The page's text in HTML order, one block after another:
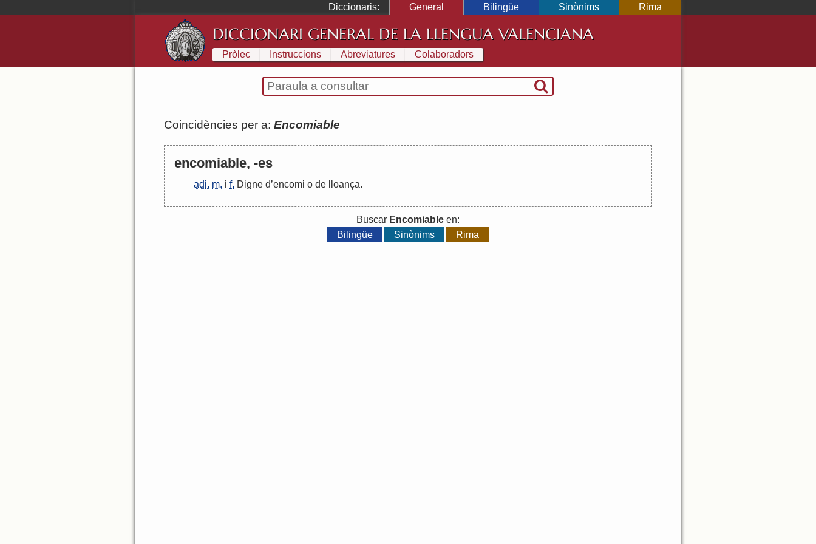
Diccionaris: General Bilingüe Sinònims Rima
DICCIONARI GENERAL DE LA LLENGUA VALENCIANA
Pròlec Instruccions Abreviatures Colaboradors
Coincidències per a: Encomiable
encomiable, -es
adj. m. i f. Digne d’encomi o de lloança.
Buscar Encomiable en:
Bilingüe
Sinònims Rima